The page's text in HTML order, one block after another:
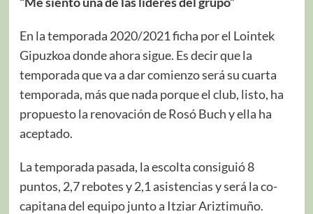
En la temporada 2020/2021 ficha por el Lointek
Gipuzkoa donde ahora sigue. Es decir que la
temporada que va a dar comienzo será su cuarta
temporada, más que nada porque el club, listo, ha
propuesto la renovación de Rosó Buch y ella ha
aceptado.
La temporada pasada, la escolta consiguió 8
puntos, 2,7 rebotes y 2,1 asistencias y será la co-
capitana del equipo junto a Itziar Ariztimuño.